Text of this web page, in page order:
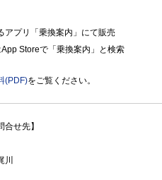
アプリ「乗換案内」にて販売
Storeで「乗換案内」と検索
(PDF)をご覧ください。
合せ先】